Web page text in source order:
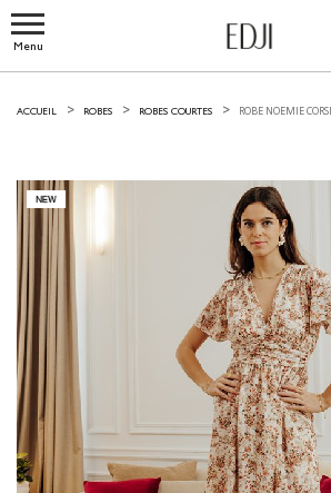
Menu
ACCUEIL ROBES ROBES COURTES ROBE NOEMIE